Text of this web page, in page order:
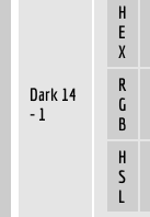
Dark 14
- 1
H
E
X
R
G
B
H
S
L